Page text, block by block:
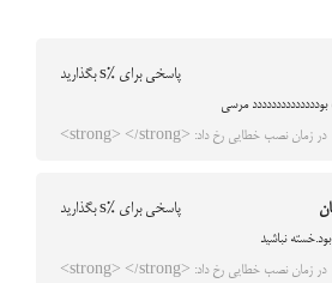
پاسخی برای %s بگذارید
مرسی
در زمان نصب خطایی رخ داد: <strong> </strong>
پاسخی برای %s بگذارید
نباشید
در زمان نصب خطایی رخ داد: <strong> </strong>